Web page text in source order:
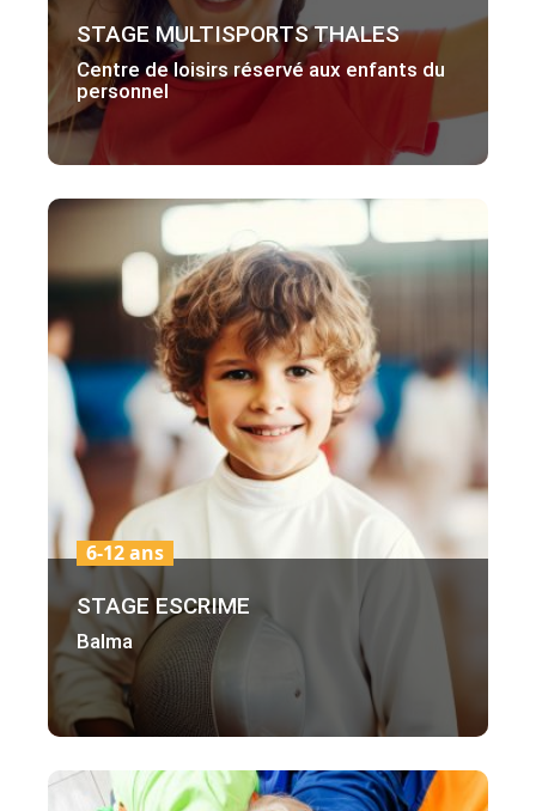
STAGE MULTISPORTS THALES
Centre de loisirs réservé aux enfants du
personnel
STAGE ESCRIME
Balma
6-12 ans